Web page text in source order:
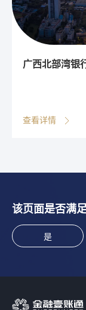
广西北部湾银
查看详情
该页面是否满
是